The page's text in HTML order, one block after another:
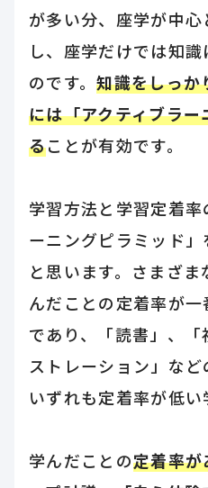
が多い分、座学が中
し、座学だけでは知
のです。知識をしっか
には「アクティブラ
ることが有効です。
学習方法と学習定着
ーニングピラミッド
と思います。さまざ
んだことの定着率が一
であり、「読書」、
ストレーション」など
いずれも定着率が低い
学んだことの定着率